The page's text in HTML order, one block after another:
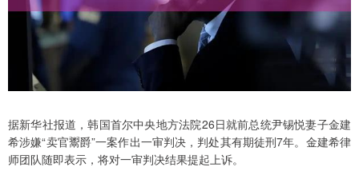
据新华社报道，韩国首尔中央地方法院26日就前总统尹锡悦妻子金建
希涉嫌“卖官鬻爵”一案作出一审判决，判处其有期徒刑7年。金建希律
师团队随即表示，将对一审判决结果提起上诉。